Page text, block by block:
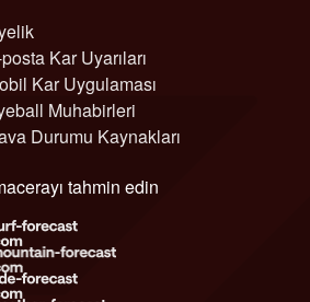
Kar Uyarıları
Kar Uygulaması
Muhabirleri
Durumu Kaynakları
tahmin edin